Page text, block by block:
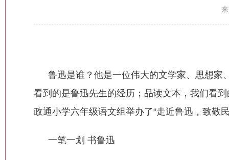
鲁迅是谁？他是一位伟大的文学家、思想家
看到的是鲁迅先生的经历；品读文本，我们看
政通小学六年级语文组举办了“走近鲁迅，致敬
一笔一划 书鲁迅